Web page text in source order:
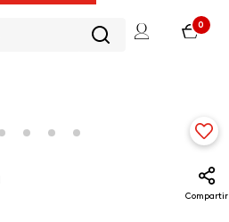
0
Compartir